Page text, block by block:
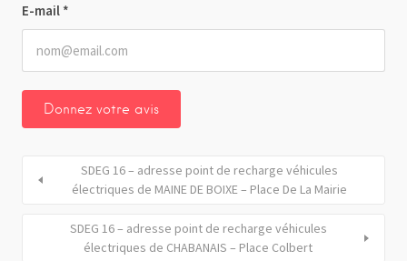
E-mail *
SDEG 16 – adresse point de recharge véhicules
électriques de MAINE DE BOIXE – Place De La Mairie
SDEG 16 – adresse point de recharge véhicules
électriques de CHABANAIS – Place Colbert